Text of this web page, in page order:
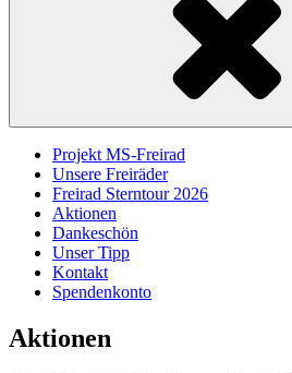
Projekt MS-Freirad
Unsere Freiräder
Freirad Sterntour 2026
Aktionen
Dankeschön
Unser Tipp
Kontakt
Spendenkonto
Aktionen